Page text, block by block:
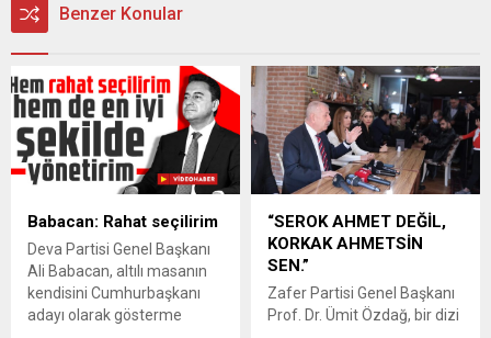
Benzer Konular
Babacan: Rahat seçilirim
Deva Partisi Genel Başkanı
Ali Babacan, altılı masanın
kendisini Cumhurbaşkanı
adayı olarak gösterme
“SEROK AHMET DEĞİL,
KORKAK AHMETSİN
SEN.”
Zafer Partisi Genel Başkanı
Prof. Dr. Ümit Özdağ, bir dizi